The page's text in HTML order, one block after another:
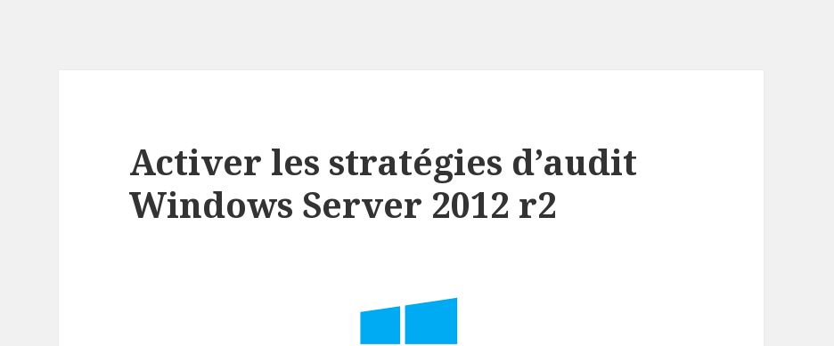
Activer les stratégies d’audit
Windows Server 2012 r2